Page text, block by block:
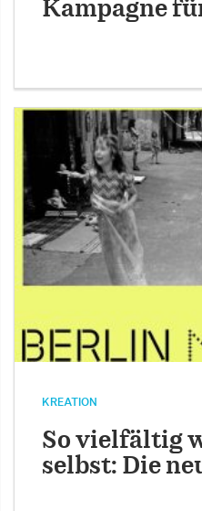
Kampagne
KREATION
So vielfältig
selbst: Die